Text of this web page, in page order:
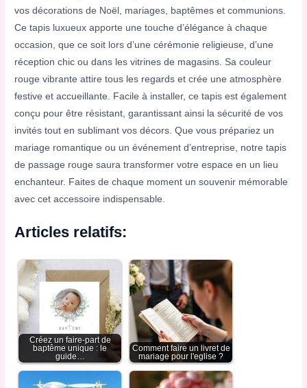
vos décorations de Noël, mariages, baptêmes et communions.
Ce tapis luxueux apporte une touche d’élégance à chaque
occasion, que ce soit lors d’une cérémonie religieuse, d’une
réception chic ou dans les vitrines de magasins. Sa couleur
rouge vibrante attire tous les regards et crée une atmosphère
festive et accueillante. Facile à installer, ce tapis est également
conçu pour être résistant, garantissant ainsi la sécurité de vos
invités tout en sublimant vos décors. Que vous prépariez un
mariage romantique ou un événement d’entreprise, notre tapis
de passage rouge saura transformer votre espace en un lieu
enchanteur. Faites de chaque moment un souvenir mémorable
avec cet accessoire indispensable.
Articles relatifs:
Créez un faire-part de
baptême unique : le
guide…
Comment faire un livret de
mariage pour l'eglise ?